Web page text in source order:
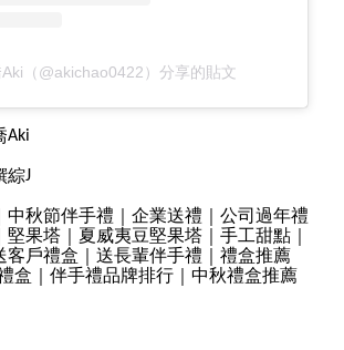
（@akichao0422）分享的貼文
Aki
綜J
中秋節伴手禮｜企業送禮｜公司過年禮
果塔｜夏威夷豆堅果塔｜手工甜點｜
客戶禮盒｜送長輩伴手禮｜禮盒推薦
盒｜伴手禮品牌排行｜中秋禮盒推薦